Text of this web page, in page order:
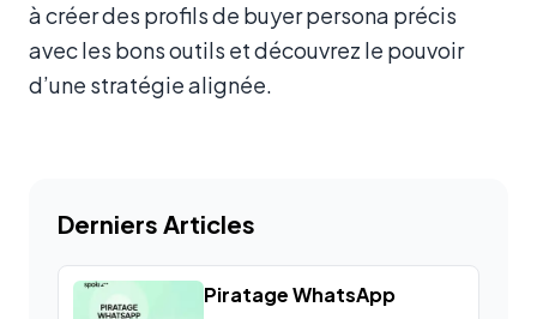
à créer des profils de buyer persona précis
avec les bons outils et découvrez le pouvoir
d’une stratégie alignée.
Derniers Articles
Piratage WhatsApp